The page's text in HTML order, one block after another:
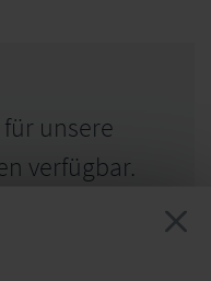
unsere
verfügbar.
profitieren